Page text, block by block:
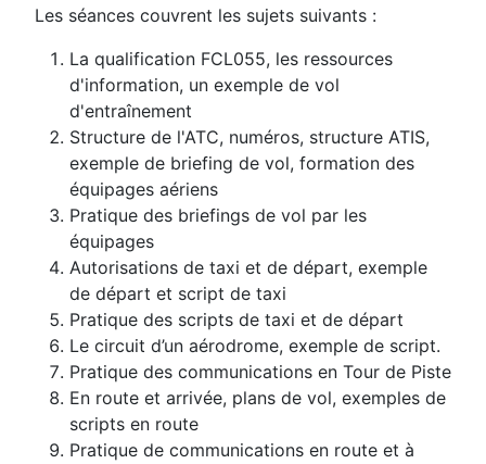
Les séances couvrent les sujets suivants :
La qualification FCL055, les ressources
d'information, un exemple de vol
d'entraînement
Structure de l'ATC, numéros, structure ATIS,
exemple de briefing de vol, formation des
équipages aériens
Pratique des briefings de vol par les
équipages
Autorisations de taxi et de départ, exemple
de départ et script de taxi
Pratique des scripts de taxi et de départ
Le circuit d’un aérodrome, exemple de script.
Pratique des communications en Tour de Piste
En route et arrivée, plans de vol, exemples de
scripts en route
Pratique de communications en route et à